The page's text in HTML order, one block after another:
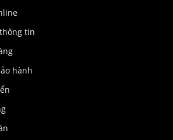
tin
hành